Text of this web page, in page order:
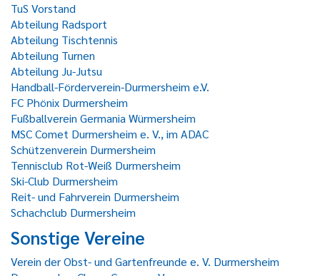
TuS Vorstand
Abteilung Radsport
Abteilung Tischtennis
Abteilung Turnen
Abteilung Ju-Jutsu
Handball-Förderverein-Durmersheim e.V.
FC Phönix Durmersheim
Fußballverein Germania Würmersheim
MSC Comet Durmersheim e. V., im ADAC
Schützenverein Durmersheim
Tennisclub Rot-Weiß Durmersheim
Ski-Club Durmersheim
Reit- und Fahrverein Durmersheim
Schachclub Durmersheim
Sonstige Vereine
Verein der Obst- und Gartenfreunde e. V. Durmersheim